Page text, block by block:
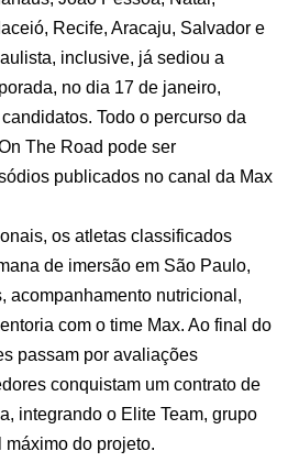
Recife, Aracaju, Salvador e
inclusive, já sediou a
no dia 17 de janeiro,
Todo o percurso da
The Road pode ser
publicados no canal da Max
os atletas classificados
de imersão em São Paulo,
acompanhamento nutricional,
com o time Max. Ao final do
passam por avaliações
conquistam um contrato de
integrando o Elite Team, grupo
do projeto.